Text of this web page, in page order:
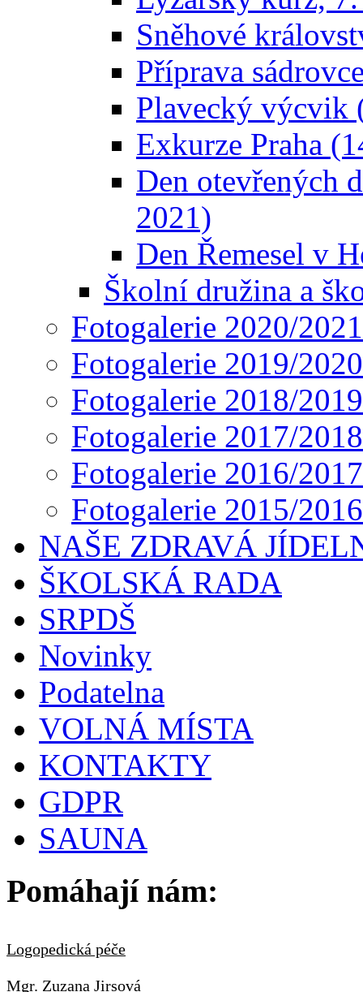
Sněhové
Příprava
Plavecký výcvik
Exkurze Praha
Den otevřených
2021)
Den Řemesel v
Školní družina a
Fotogalerie 2020/2021
Fotogalerie 2019/2020
Fotogalerie 2018/2019
Fotogalerie 2017/2018
Fotogalerie 2016/2017
Fotogalerie 2015/2016
NAŠE ZDRAVÁ
ŠKOLSKÁ RADA
SRPDŠ
Novinky
Podatelna
VOLNÁ MÍSTA
KONTAKTY
GDPR
SAUNA
Pomáhají nám:
Logopedická péče
Mgr. Zuzana Jirsová